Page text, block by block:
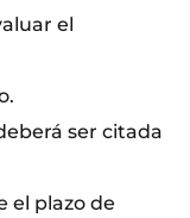
el
ser citada
el plazo de